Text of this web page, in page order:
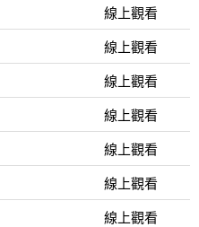
線上觀看
線上觀看
線上觀看
線上觀看
線上觀看
線上觀看
線上觀看